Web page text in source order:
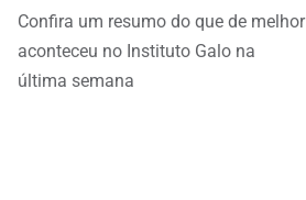
Confira um resumo do que de melhor
aconteceu no Instituto Galo na
última semana